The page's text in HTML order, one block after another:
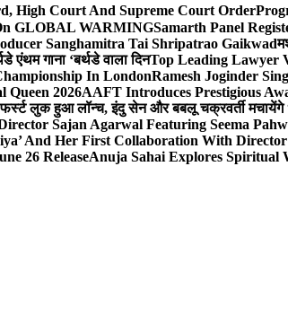
High Court And Supreme Court Order
GLOBAL WARMINGSamarth Panel
Sanghamitra Tai Shripatrao Gaikwad
एंथम गाना ‘बर्थडे वाला दिनTop Leading Lawyer
In LondonRamesh Joginder
Queen 2026AAFT Introduces Prestigious
फर्स्ट लुक हुआ लॉन्च, इंदु सेन और बबलू चक्रवर्ती मचायेंगे
Sajan Agarwal Featuring Seema
And Her First Collaboration With
26 ReleaseAnuja Sahai Explores Spiritual